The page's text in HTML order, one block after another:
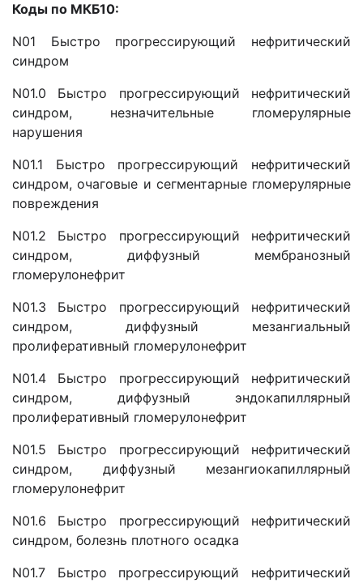
Коды по МКБ10:
N01 Быстро прогрессирующий нефритический
синдром
N01.0 Быстро прогрессирующий нефритический
синдром, незначительные гломерулярные
нарушения
N01.1 Быстро прогрессирующий нефритический
синдром, очаговые и сегментарные гломерулярные
повреждения
N01.2 Быстро прогрессирующий нефритический
синдром, диффузный мембранозный
гломерулонефрит
N01.3 Быстро прогрессирующий нефритический
синдром, диффузный мезангиальный
пролиферативный гломерулонефрит
N01.4 Быстро прогрессирующий нефритический
синдром, диффузный эндокапиллярный
пролиферативный гломерулонефрит
N01.5 Быстро прогрессирующий нефритический
синдром, диффузный мезангиокапиллярный
гломерулонефрит
N01.6 Быстро прогрессирующий нефритический
синдром, болезнь плотного осадка
N01.7 Быстро прогрессирующий нефритический